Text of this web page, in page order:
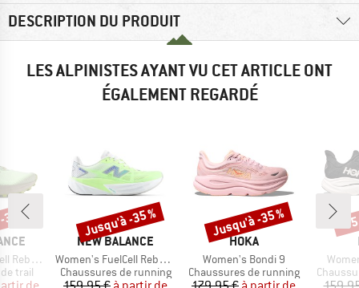
DESCRIPTION DU PRODUIT
LES ALPINISTES AYANT VU CET ARTICLE ONT
ÉGALEMENT REGARDÉ
Trail
trail
%
MARQUE
NEW BALANCE
Article
Women's FuelCell Rebel V5
Product group
Chaussures de running
Remise
Jusqu'à -35 %
MARQUE
HOKA
Article
Women's Bondi 9
Product group
Chaussures de running
Remise
Jusqu'à -35 %
Article
Product
-